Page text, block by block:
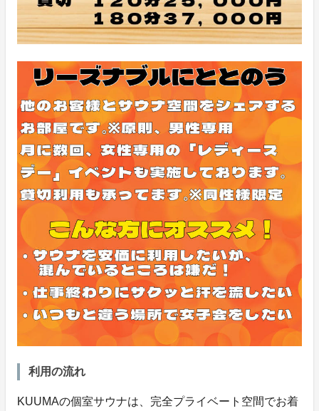
利用の流れ
KUUMAの個室サウナは、完全プライベート空間でお着